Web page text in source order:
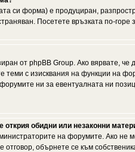
си форма) е продуциран,
Посетете връзката по-горе
от phpBB Group. Ако вярвате,
теми с изисквания на функции на
ни за евентуалната ни
открия обидни или незаконни
на форумите. Ако не
отговор, обърнете се към